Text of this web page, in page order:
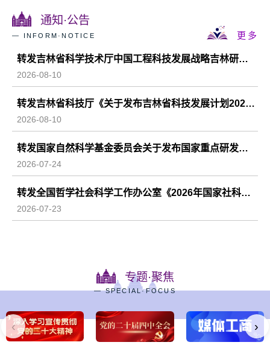
通知·公告
— INFORM·NOTICE 更多
转发吉林省科学技术厅中国工程科技发展战略吉林研究院《关于发布中国工程科技发展战略吉林研究院2027年咨询研究项目申报指南的通知》
2026-08-10
转发吉林省科技厅《关于发布吉林省科技发展计划2027年度项目申报指南的通知》
2026-08-10
转发国家自然科学基金委员会关于发布国家重点研发计划“发育编程及其代谢调节”“合成生物学”重点专项2026年度项目申报指南的通知
2026-07-24
转发全国哲学社会科学工作办公室《2026年国家社科基金冷门绝学研究专项申报公告》
2026-07-23
专题·聚焦
— SPECIAL·FOCUS
‹ ›